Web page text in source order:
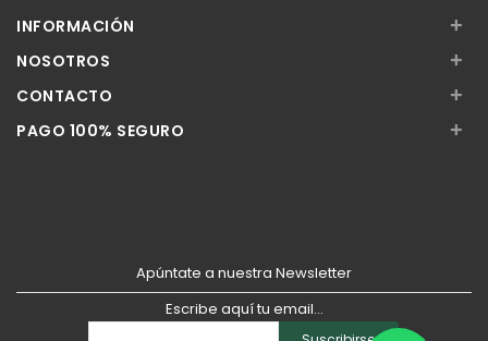
INFORMACIÓN +
NOSOTROS +
CONTACTO +
PAGO 100% SEGURO +
Apúntate a nuestra Newsletter
Escribe aquí tu email...